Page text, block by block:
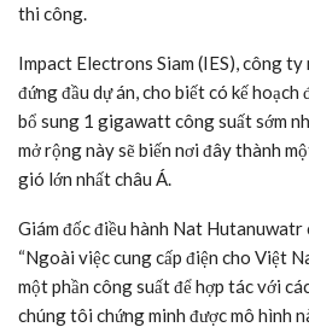
thi công.
Impact Electrons Siam (IES), công
đứng đầu dự án, cho biết có kế hoạch
bổ sung 1 gigawatt công suất sớm
mở rộng này sẽ biến nơi đây thành
gió lớn nhất châu Á.
Giám đốc điều hành Nat Hutanuwatr
“Ngoài việc cung cấp điện cho Việt
một phần công suất để hợp tác với
chúng tôi chứng minh được mô hình